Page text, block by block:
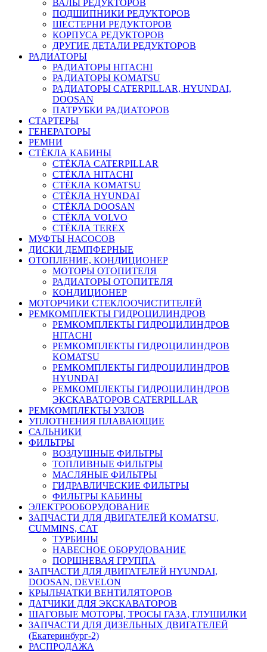
ВАЛЫ РЕДУКТОРОВ
ПОДШИПНИКИ РЕДУКТОРОВ
ШЕСТЕРНИ РЕДУКТОРОВ
КОРПУСА РЕДУКТОРОВ
ДРУГИЕ ДЕТАЛИ РЕДУКТОРОВ
РАДИАТОРЫ
РАДИАТОРЫ HITACHI
РАДИАТОРЫ KOMATSU
РАДИАТОРЫ CATERPILLAR, HYUNDAI,
DOOSAN
ПАТРУБКИ РАДИАТОРОВ
СТАРТЕРЫ
ГЕНЕРАТОРЫ
РЕМНИ
СТЁКЛА КАБИНЫ
СТЁКЛА CATERPILLAR
СТЁКЛА HITACHI
СТЁКЛА KOMATSU
СТЁКЛА HYUNDAI
СТЁКЛА DOOSAN
СТЁКЛА VOLVO
СТЁКЛА TEREX
МУФТЫ НАСОСОВ
ДИСКИ ДЕМПФЕРНЫЕ
ОТОПЛЕНИЕ, КОНДИЦИОНЕР
МОТОРЫ ОТОПИТЕЛЯ
РАДИАТОРЫ ОТОПИТЕЛЯ
КОНДИЦИОНЕР
МОТОРЧИКИ СТЕКЛООЧИСТИТЕЛЕЙ
РЕМКОМПЛЕКТЫ ГИДРОЦИЛИНДРОВ
РЕМКОМПЛЕКТЫ ГИДРОЦИЛИНДРОВ
HITACHI
РЕМКОМПЛЕКТЫ ГИДРОЦИЛИНДРОВ
KOMATSU
РЕМКОМПЛЕКТЫ ГИДРОЦИЛИНДРОВ
HYUNDAI
РЕМКОМПЛЕКТЫ ГИДРОЦИЛИНДРОВ
ЭКСКАВАТОРОВ CATERPILLAR
РЕМКОМПЛЕКТЫ УЗЛОВ
УПЛОТНЕНИЯ ПЛАВАЮЩИЕ
САЛЬНИКИ
ФИЛЬТРЫ
ВОЗДУШНЫЕ ФИЛЬТРЫ
ТОПЛИВНЫЕ ФИЛЬТРЫ
МАСЛЯНЫЕ ФИЛЬТРЫ
ГИДРАВЛИЧЕСКИЕ ФИЛЬТРЫ
ФИЛЬТРЫ КАБИНЫ
ЭЛЕКТРООБОРУДОВАНИЕ
ЗАПЧАСТИ ДЛЯ ДВИГАТЕЛЕЙ KOMATSU,
CUMMINS, CAT
ТУРБИНЫ
НАВЕСНОЕ ОБОРУДОВАНИЕ
ПОРШНЕВАЯ ГРУППА
ЗАПЧАСТИ ДЛЯ ДВИГАТЕЛЕЙ HYUNDAI,
DOOSAN, DEVELON
КРЫЛЬЧАТКИ ВЕНТИЛЯТОРОВ
ДАТЧИКИ ДЛЯ ЭКСКАВАТОРОВ
ШАГОВЫЕ МОТОРЫ, ТРОСЫ ГАЗА, ГЛУШИЛКИ
ЗАПЧАСТИ ДЛЯ ДИЗЕЛЬНЫХ ДВИГАТЕЛЕЙ
(Екатеринбург-2)
РАСПРОДАЖА